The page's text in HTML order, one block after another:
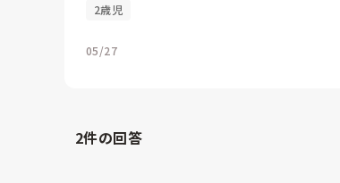
2歳児
05/27
2件の回答